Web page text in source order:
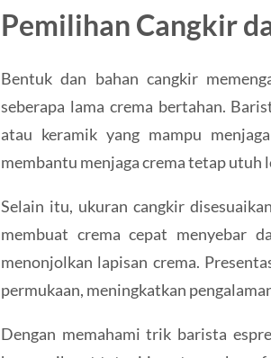
Pemilihan Cangkir
Bentuk dan bahan cangkir
seberapa lama crema bertahan.
atau keramik yang mampu
membantu menjaga crema tetap utuh
Selain itu, ukuran cangkir
membuat crema cepat menyebar
menonjolkan lapisan crema.
permukaan, meningkatkan
Dengan memahami trik barista